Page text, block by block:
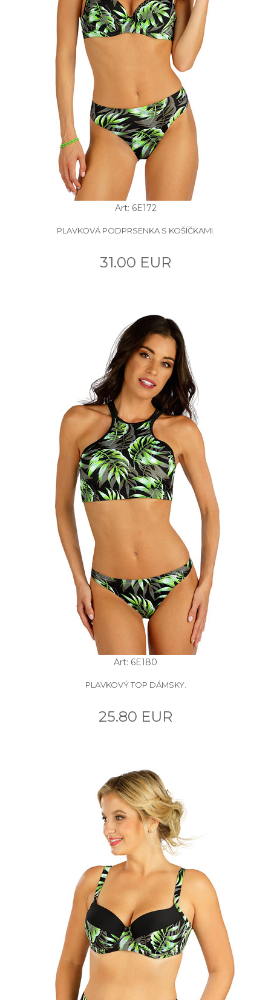
Art: 6E172
PLAVKOVÁ PODPRSENKA S KOŠÍČKAMI.
31.00 EUR
Art: 6E180
PLAVKOVÝ TOP DÁMSKY.
25.80 EUR